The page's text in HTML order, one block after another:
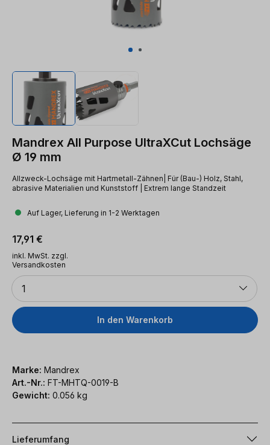
Mandrex All Purpose UltraXCut Lochsäge
Ø 19 mm
Allzweck-Lochsäge mit Hartmetall-Zähnen| Für (Bau-) Holz, Stahl,
abrasive Materialien und Kunststoff | Extrem lange Standzeit
Auf Lager, Lieferung in 1-2 Werktagen
Regulärer Preis:
17,91 €
inkl. MwSt. zzgl.
Versandkosten
Anzahl
1
In den Warenkorb
Marke: Mandrex
Art.-Nr.: FT-MHTQ-0019-B
Gewicht: 0.056 kg
Lieferumfang